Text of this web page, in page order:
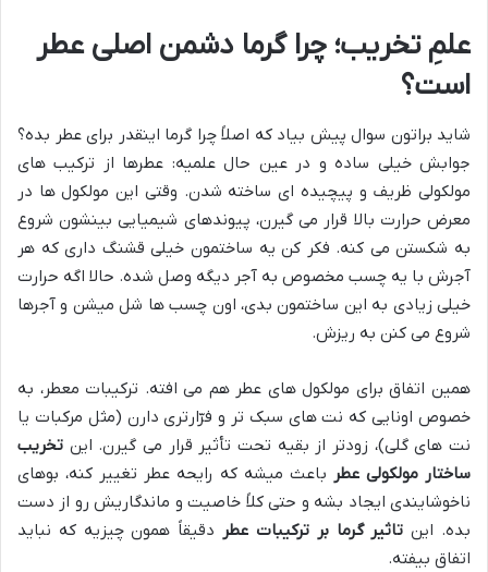
علمِ تخریب؛ چرا گرما دشمن اصلی عطر
است؟
شاید براتون سوال پیش بیاد که اصلاً چرا گرما اینقدر برای عطر بده؟
جوابش خیلی ساده و در عین حال علمیه: عطرها از ترکیب های
مولکولی ظریف و پیچیده ای ساخته شدن. وقتی این مولکول ها در
معرض حرارت بالا قرار می گیرن، پیوندهای شیمیایی بینشون شروع
به شکستن می کنه. فکر کن یه ساختمون خیلی قشنگ داری که هر
آجرش با یه چسب مخصوص به آجر دیگه وصل شده. حالا اگه حرارت
خیلی زیادی به این ساختمون بدی، اون چسب ها شل میشن و آجرها
شروع می کنن به ریزش.
همین اتفاق برای مولکول های عطر هم می افته. ترکیبات معطر، به
خصوص اونایی که نت های سبک تر و فرّارتری دارن (مثل مرکبات یا
نت های گلی)، زودتر از بقیه تحت تأثیر قرار می گیرن. این تخریب
ساختار مولکولی عطر باعث میشه که رایحه عطر تغییر کنه، بوهای
ناخوشایندی ایجاد بشه و حتی کلاً خاصیت و ماندگاریش رو از دست
بده. این تاثیر گرما بر ترکیبات عطر دقیقاً همون چیزیه که نباید
اتفاق بیفته.